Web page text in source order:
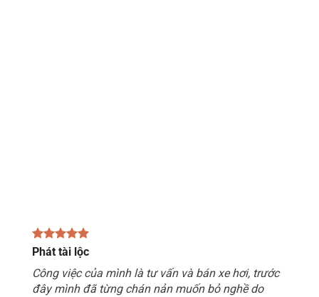
Phát tài lộc
Công việc của mình là tư vấn và bán xe hơi, trước
đây mình đã từng chán nản muốn bỏ nghề do